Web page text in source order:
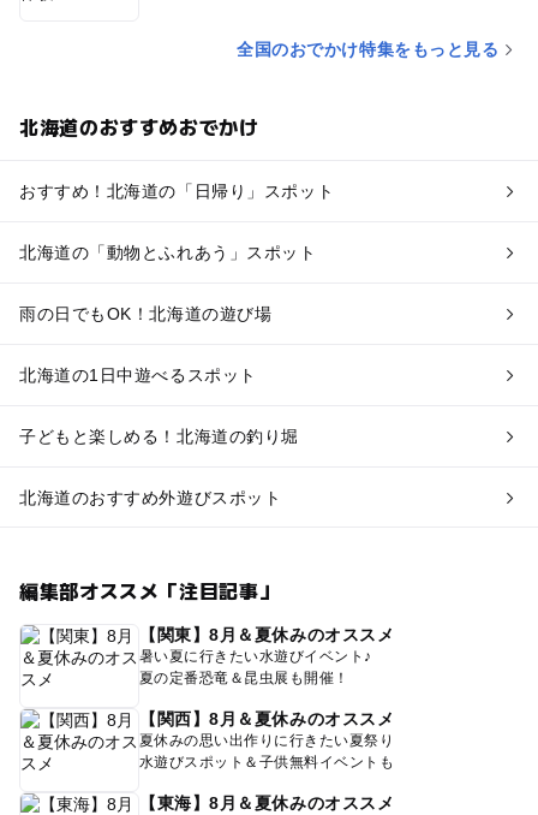
全国のおでかけ特集をもっと見る
北海道のおすすめおでかけ
おすすめ！北海道の「日帰り」スポット
北海道の「動物とふれあう」スポット
雨の日でもOK！北海道の遊び場
北海道の1日中遊べるスポット
子どもと楽しめる！北海道の釣り堀
北海道のおすすめ外遊びスポット
編集部オススメ「注目記事」
【関東】8月＆夏休みのオススメ
暑い夏に行きたい水遊びイベント♪
夏の定番恐竜＆昆虫展も開催！
【関西】8月＆夏休みのオススメ
夏休みの思い出作りに行きたい夏祭り
水遊びスポット＆子供無料イベントも
【東海】8月＆夏休みのオススメ